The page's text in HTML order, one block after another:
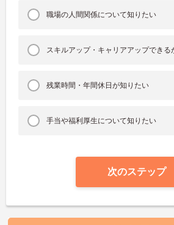
職場の人間関係について知りたい
スキルアップ・キャリアアップできる
残業時間・年間休日が知りたい
手当や福利厚生について知りたい
次のステップ